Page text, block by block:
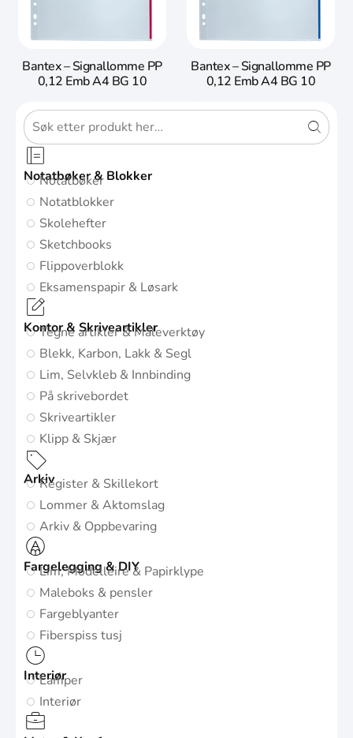
Notatbøker & Blokker
Notatbøker
Notatblokker
Skolehefter
Sketchbooks
Flippoverblokk
Eksamenspapir & Løsark
Kontor & Skriveartikler
Tegne artikler & Måleverktøy
Blekk, Karbon, Lakk & Segl
Lim, Selvkleb & Innbinding
På skrivebordet
Skriveartikler
Klipp & Skjær
ArkivRegister & Skillekort
Lommer & Aktomslag
Arkiv & Oppbevaring
Fargelegging & DIY
Lim, Modelleire & Papirklype
Maleboks & pensler
Fargeblyanter
Fiberspiss tusj
Interiør
Lamper
Interiør
Bantex – Signallomme PP
0,12 Emb A4 BG 10
Bantex – Signallomme PP
0,12 Emb A4 BG 10